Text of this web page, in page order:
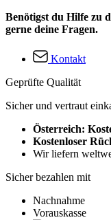
Benötigst du Hilfe zu
gerne deine Fragen.
Kontakt
Geprüfte Qualität
Sicher und vertraut
Österreich:
Kostenloser
Wir liefern
Sicher bezahlen mit
Nachnahme
Vorauskasse